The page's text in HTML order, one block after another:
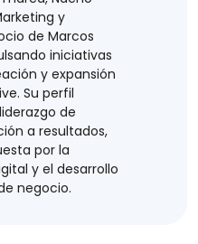
y
de Marcos
iniciativas
y expansión
Su perfil
de
a resultados,
por la
y el desarrollo
negocio.